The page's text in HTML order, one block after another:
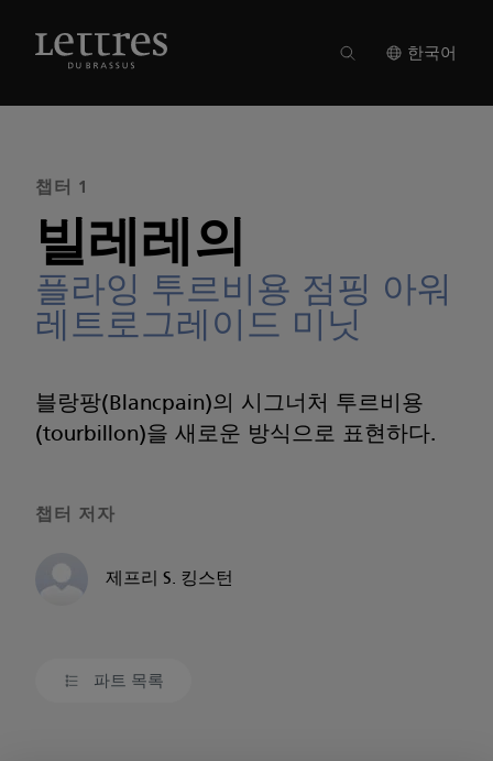
한국어
챕터 1
빌레레의
플라잉 투르비용 점핑 아워
레트로그레이드 미닛
블랑팡(Blancpain)의 시그너처 투르비용
(tourbillon)을 새로운 방식으로 표현하다.
챕터 저자
제프리 S. 킹스턴
파트 목록